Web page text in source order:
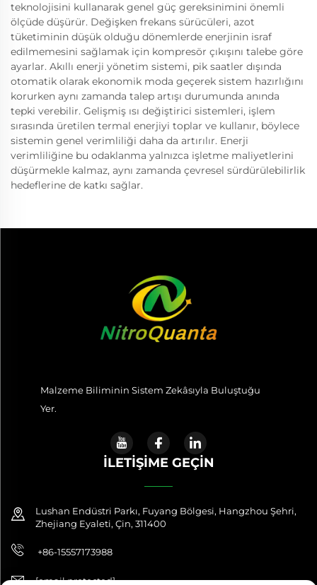
teknolojisini kullanarak genel güç gereksinimini önemli
ölçüde düşürür. Değişken frekans sürücüleri, azot
tüketiminin düşük olduğu dönemlerde enerjinin israf
edilmemesini sağlamak için kompresör çıkışını talebe göre
ayarlar. Akıllı enerji yönetim sistemi, pik saatler dışında
otomatik olarak ekonomik moda geçerek sistem hazırlığını
korurken aynı zamanda talep artışı durumunda anında
tepki verebilir. Gelişmiş ısı değiştirici sistemleri, işlem
sırasında üretilen termal enerjiyi toplar ve kullanır, böylece
sistemin genel verimliliği daha da artırılır. Enerji
verimliliğine bu odaklanma yalnızca işletme maliyetlerini
düşürmekle kalmaz, aynı zamanda çevresel sürdürülebilirlik
hedeflerine de katkı sağlar.
Malzeme Biliminin Sistem Zekâsıyla Buluştuğu
Yer.
İLETIŞIME GEÇIN
Lushan Endüstri Parkı, Fuyang Bölgesi, Hangzhou Şehri,
Zhejiang Eyaleti, Çin, 311400
+86-15557173988
[email protected]